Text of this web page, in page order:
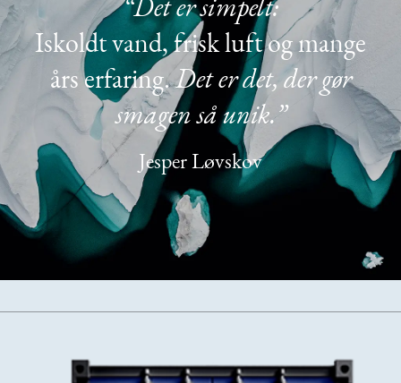
“Det er simpelt:
Iskoldt vand, frisk luft og mange
års erfaring.Det er det, der gør
smagen så unik.”
Jesper Løvskov